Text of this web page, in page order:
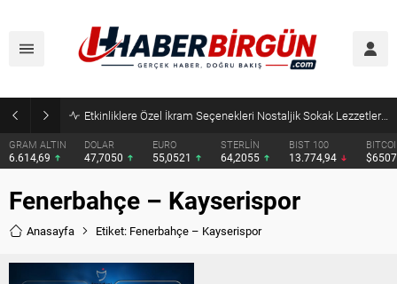
Etkinliklere Özel İkram Seçenekleri Nostaljik Sokak Lezzetleri’nden
GRAM ALTIN
6.614,69
DOLAR
47,7050
EURO
55,0521
STERLİN
64,2055
BIST 100
13.774,94
Fenerbahçe – Kayserispor
Anasayfa Etiket: Fenerbahçe – Kayserispor